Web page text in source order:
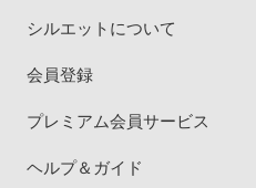
シルエットについて
会員登録
プレミアム会員サービス
ヘルプ＆ガイド